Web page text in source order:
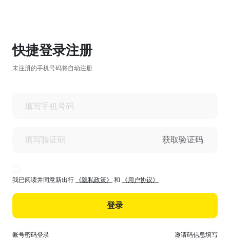
快捷登录注册
未注册的手机号码将自动注册
获取验证码
我已阅读并同意新出行 《隐私政策》 和 《用户协议》
登录
账号密码登录 邀请码信息填写